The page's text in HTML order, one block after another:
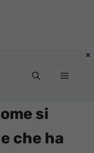
Menu
si
che ha